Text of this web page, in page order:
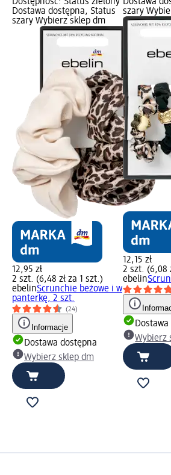
Dostawa dostępna, Status
szary Wybierz sklep dm
12,95 zł
2 szt. (6,48 zł za 1 szt.)
ebelinScrunchie beżowe i w
panterkę, 2 szt.
(24)
Informacje
Dostawa dostępna
Wybierz sklep dm
szary
12,15 zł
2 szt. (6,08
ebelin
Wybierz